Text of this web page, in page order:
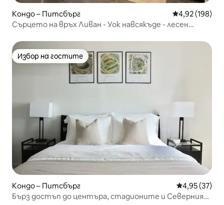
Кондо – Питсбърг Средна
4,92 (198)
Сърцето на връх Ливан - Уок навсякъде - лесен
Избор на гостите
Избор на гостите
Кондо – Питсбърг Средна
4,95 (37)
Бърз достъп до центъра, стадионите и Северния